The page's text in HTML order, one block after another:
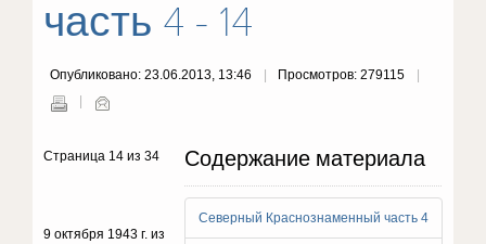
часть 4 - 14
Опубликовано: 23.06.2013, 13:46 Просмотров: 279115
Содержание материала
Северный Краснознаменный часть 4
Страница 14 из 34
9 октября 1943 г. из